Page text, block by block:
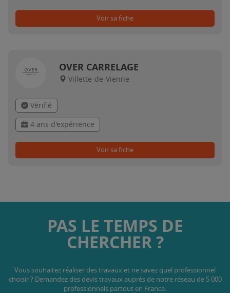
Voir sa fiche
OVER CARRELAGE
Villette-de-Vienne
Vérifié
4 ans d'expérience
Voir sa fiche
PAS LE TEMPS DE
CHERCHER ?
Vous souhaitez réaliser des travaux et ne savez quel professionnel
choisir ? Demandez des devis travaux auprès de notre réseau de 5 000
professionnels partout en France.